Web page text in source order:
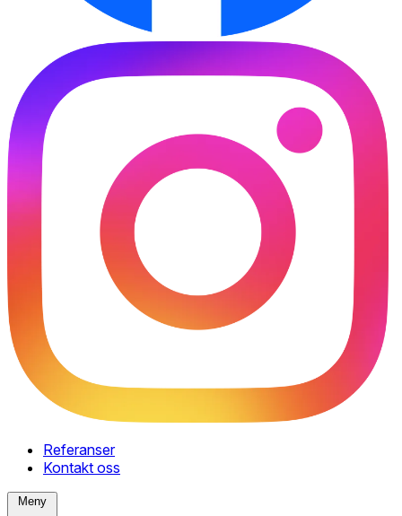
Referanser
Kontakt oss
Meny